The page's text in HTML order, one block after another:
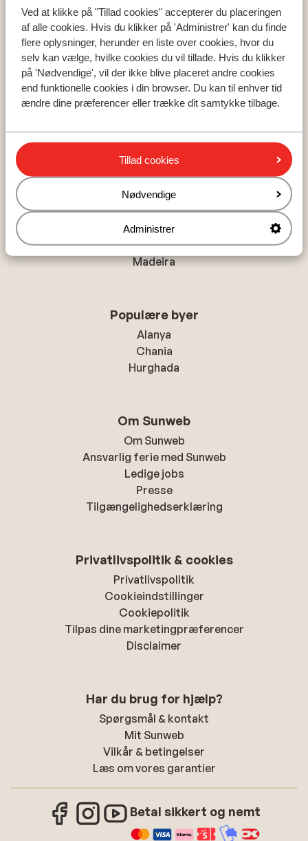
Ved at klikke på "Tillad cookies" accepterer du placeringen
af alle cookies. Hvis du klikker på 'Administrer' kan du finde
flere oplysninger, herunder en liste over cookies, hvor du
selv kan vælge, hvilke cookies du vil tillade. Hvis du klikker
på 'Nødvendige', vil der ikke blive placeret andre cookies
end funktionelle cookies i din browser. Du kan til enhver tid
ændre dine præferencer eller trække dit samtykke tilbage.
Tillad cookies
Nødvendige
Administrer
Populære lande
Tyrkiet
Grækenland
Cypern
Populære regioner
Tyrkiets sydkyst
Kreta
Mallorca
Madeira
Populære byer
Alanya
Chania
Hurghada
Om Sunweb
Om Sunweb
Ansvarlig ferie med Sunweb
Ledige jobs
Presse
Tilgængelighedserklæring
Privatlivspolitik & cookies
Privatlivspolitik
Cookieindstillinger
Cookiepolitik
Tilpas dine marketingpræferencer
Disclaimer
Har du brug for hjælp?
Spørgsmål & kontakt
Mit Sunweb
Vilkår & betingelser
Læs om vores garantier
Betal sikkert og nemt